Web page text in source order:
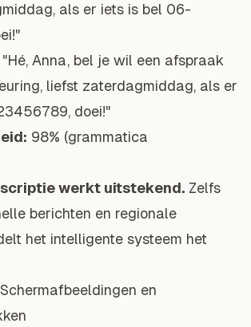
als er iets is bel 06-
"Hé, Anna, bel je wil een afspraak
liefst zaterdagmiddag, als er
doei!"
98% (grammatica
werkt uitstekend. Zelfs
berichten en regionale
het intelligente systeem het
en